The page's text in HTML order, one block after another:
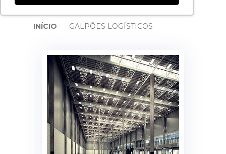
INÍCIO GALPÕES LOGÍSTICOS